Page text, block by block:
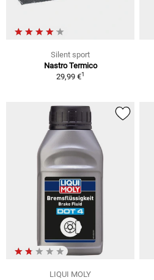
Silent sport
Nastro Termico
29,99 €1
LIQUI MOLY